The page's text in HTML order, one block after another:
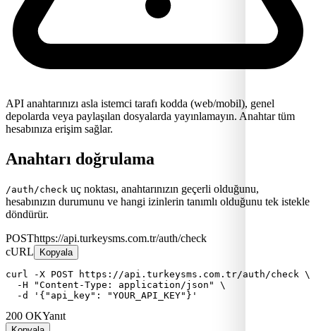
API anahtarınızı asla istemci tarafı kodda (web/mobil), genel
depolarda veya paylaşılan dosyalarda yayınlamayın. Anahtar tüm
hesabınıza erişim sağlar.
Anahtarı doğrulama
/auth/check uç noktası, anahtarınızın geçerli olduğunu,
hesabınızın durumunu ve hangi izinlerin tanımlı olduğunu tek istekle
döndürür.
POSThttps://api.turkeysms.com.tr/auth/check
cURL
Kopyala
curl -X POST https://api.turkeysms.com.tr/auth/check \
  -H "Content-Type: application/json" \
  -d '{"api_key": "YOUR_API_KEY"}'
200 OKYanıt